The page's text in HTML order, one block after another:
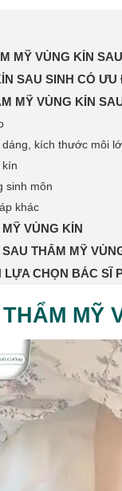
MỸ VÙNG KÍN
SAU SINH CÓ
MỸ VÙNG KÍN
kích thước môi
kín
sinh môn
khác
VÙNG KÍN
THẨM MỸ
LỰA CHỌN BÁC SĨ
MỸ